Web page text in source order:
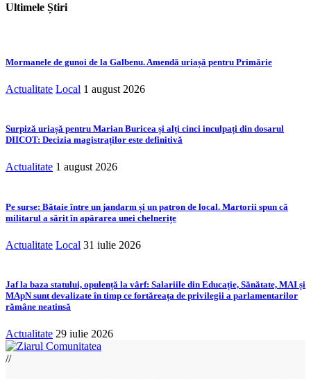
Ultimele Știri
Mormanele de gunoi de la Galbenu. Amendă uriașă pentru Primărie
Actualitate Local 1 august 2026
Surpiză uriașă pentru Marian Buricea și alți cinci inculpați din dosarul
DIICOT: Decizia magistraților este definitivă
Actualitate 1 august 2026
Pe surse: Bătaie între un jandarm și un patron de local. Martorii spun că
militarul a sărit în apărarea unei chelnerițe
Actualitate Local 31 iulie 2026
Jaf la baza statului, opulență la vârf: Salariile din Educație, Sănătate, MAI și
MApN sunt devalizate în timp ce fortăreața de privilegii a parlamentarilor
rămâne neatinsă
Actualitate 29 iulie 2026
//